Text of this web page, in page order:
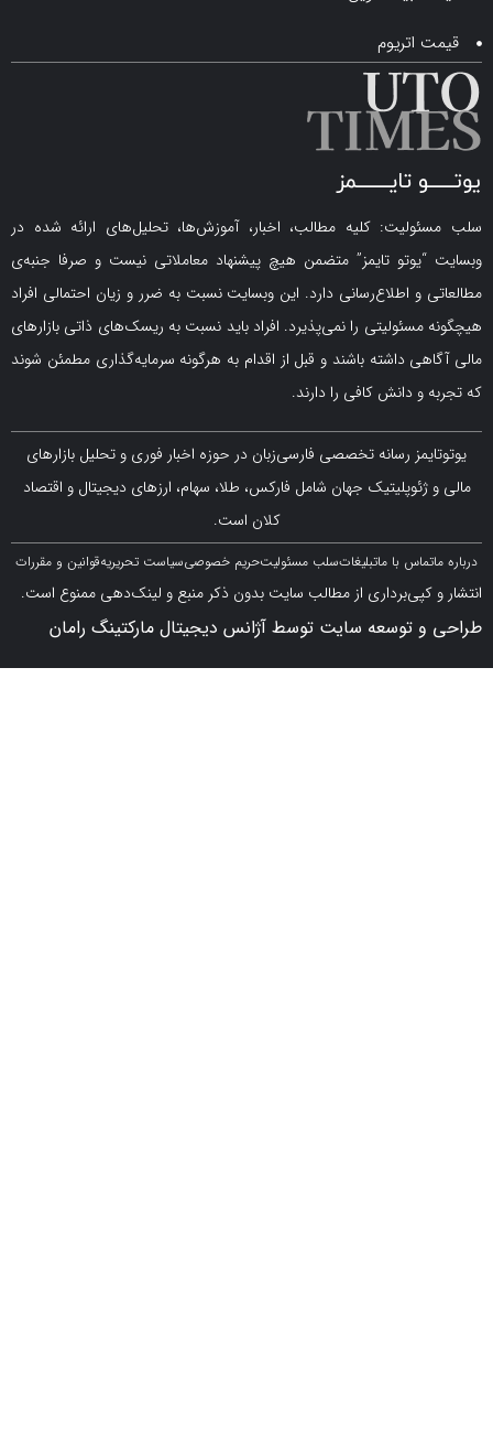
کلیه مطالب، اخبار، آموزش‌ها، تحلیل‌های ارائه شده در
تایمز” متضمن هیچ پیشنهاد معاملاتی نیست و صرفا جنبه‌ی
اطلاع‌رسانی دارد. این وبسایت نسبت به ضرر و زیان احتمالی افراد
را نمی‌پذیرد. افراد باید نسبت به ریسک‌های ذاتی بازارهای
داشته باشند و قبل از اقدام به هرگونه سرمایه‌گذاری مطمئن شوند
دانش کافی را دارند.
رسانه تخصصی فارسی‌زبان در حوزه اخبار فوری و تحلیل بازارهای
جهان شامل فارکس، طلا، سهام، ارزهای دیجیتال و اقتصاد
با ما تبلیغاتسلب مسئولیتحریم خصوصیسیاست تحریریهقوانین و مقررات
از مطالب سایت بدون ذکر منبع و لینک‌دهی ممنوع است.
سایت توسط آژانس دیجیتال مارکتینگ رامان